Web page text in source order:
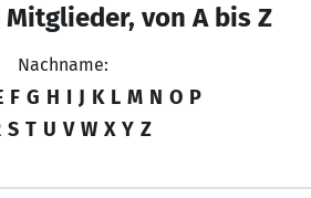
Mitglieder, von A bis Z
Nachname:
F G H I J K L M N O P
S T U V W X Y Z